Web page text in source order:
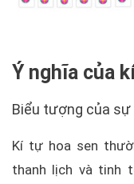
Ý nghĩa của
Biểu tượng của
Kí tự hoa sen
thanh lịch và tinh